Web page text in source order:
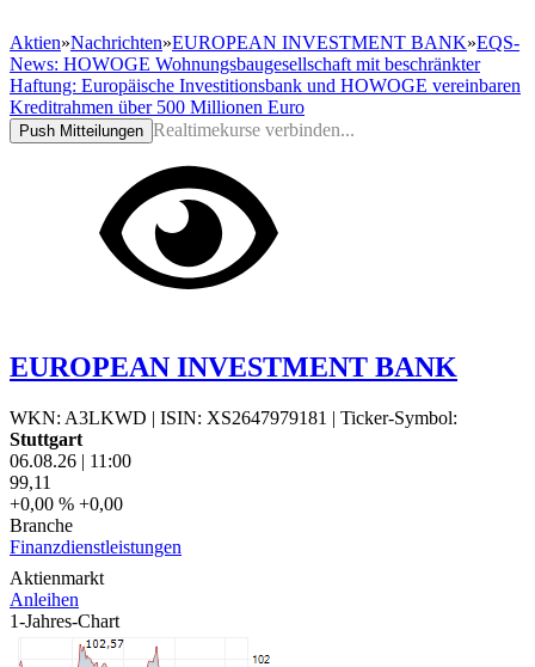
Aktien»Nachrichten»EUROPEAN INVESTMENT BANK»EQS-
News: HOWOGE Wohnungsbaugesellschaft mit beschränkter
Haftung: Europäische Investitionsbank und HOWOGE vereinbaren
Kreditrahmen über 500 Millionen Euro
Push Mitteilungen Realtimekurse verbinden...
EUROPEAN INVESTMENT BANK
WKN: A3LKWD | ISIN: XS2647979181 | Ticker-Symbol:
Stuttgart
06.08.26 | 11:00
99,11
+0,00 % +0,00
Branche
Finanzdienstleistungen
Aktienmarkt
Anleihen
1-Jahres-Chart